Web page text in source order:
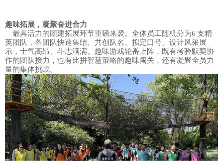
趣味拓展，凝聚奋进合力
最具活力的团建拓展环节重磅来袭。全体员工随机分为6 支精
英团队，各团队快速集结、共创队名、拟定口号、设计风采展
示，士气高昂、斗志满满。趣味游戏轮番上阵，既有考验默契协
作的团队接力，也有比拼智慧策略的趣味闯关，还有凝聚全员力
量的集体挑战。